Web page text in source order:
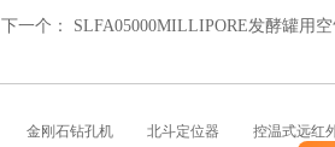
下一个： SLFA05000MILLIPORE发酵罐用
金刚石钻孔机 北斗定位器 控温式远红